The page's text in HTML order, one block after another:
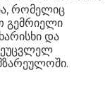
41.6 x 20.7 x 20 სმ
რომელიც
გემრიელი
და